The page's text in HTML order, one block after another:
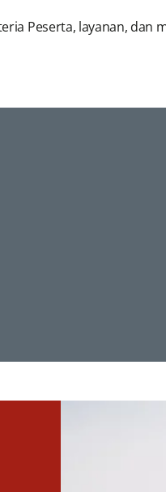
Peserta, layanan,